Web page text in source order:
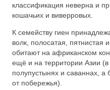
классификация неверна и
кошачьих и виверровых.
К семейству гиен
волк, полосатая, пятнистая
обитают на африканском
ещё и на территории Азии (в
полупустынях и саваннах,
от побережья).